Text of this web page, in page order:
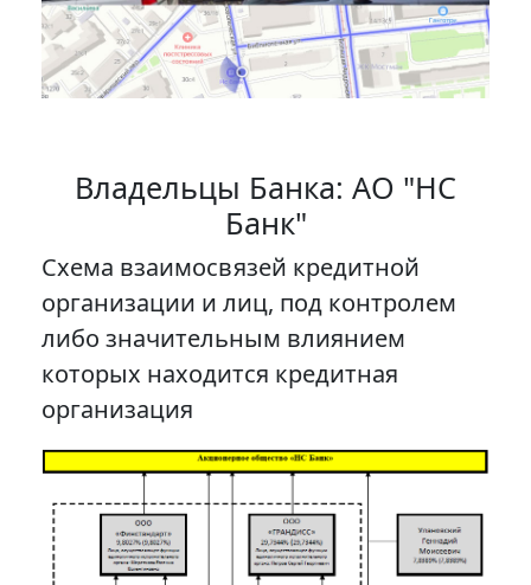
Владельцы Банка: АО "НС
Банк"
Схема взаимосвязей кредитной
организации и лиц, под контролем
либо значительным влиянием
которых находится кредитная
организация